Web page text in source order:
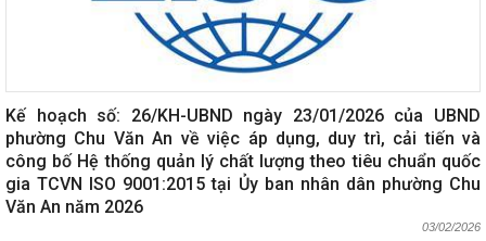
Kế hoạch số: 26/KH-UBND ngày 23/01/2026 của UBND
phường Chu Văn An về việc áp dụng, duy trì, cải tiến và
công bố Hệ thống quản lý chất lượng theo tiêu chuẩn quốc
gia TCVN ISO 9001:2015 tại Ủy ban nhân dân phường Chu
Văn An năm 2026
03/02/2026